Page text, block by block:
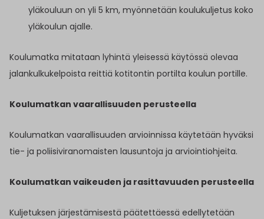
yläkouluun on yli 5 km, myönnetään koulukuljetus koko
yläkoulun ajalle.
Koulumatka mitataan lyhintä yleisessä käytössä olevaa
jalankulkukelpoista reittiä kotitontin portilta koulun portille.
Koulumatkan vaarallisuuden perusteella
Koulumatkan vaarallisuuden arvioinnissa käytetään hyväksi
tie- ja poliisiviranomaisten lausuntoja ja arviointiohjeita.
Koulumatkan vaikeuden ja rasittavuuden perusteella
Kuljetuksen järjestämisestä päätettäessä edellytetään